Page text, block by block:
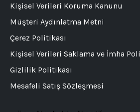
Kişisel Verileri Koruma Kanunu
Müşteri Aydınlatma Metni
Çerez Politikası
Kişisel Verileri Saklama ve İmha
Gizlilik Politikası
Mesafeli Satış Sözleşmesi